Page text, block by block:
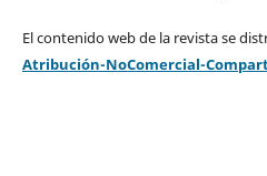
El contenido web de la revista se
Atribución-NoComercial-